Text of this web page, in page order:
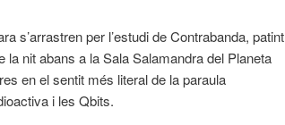
s’arrastren per l’estudi de Contrabanda, patint
nit abans a la Sala Salamandra del Planeta
en el sentit més literal de la paraula
i les Qbits.